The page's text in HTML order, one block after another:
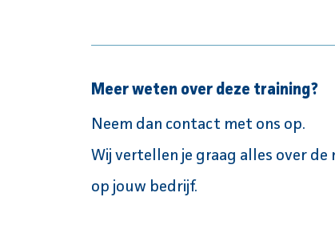
Meer weten over deze training?
Neem dan contact met ons op.
Wij vertellen je graag alles over
op jouw bedrijf.